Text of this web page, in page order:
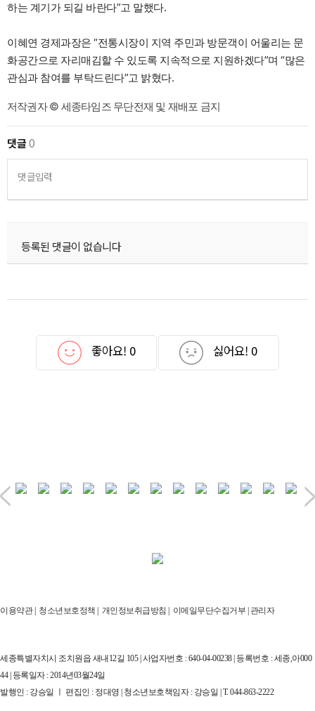
하는 계기가 되길 바란다”고 말했다.
이혜연 경제과장은 “전통시장이 지역 주민과 방문객이 어울리는 문
화공간으로 자리매김할 수 있도록 지속적으로 지원하겠다”며 “많은
관심과 참여를 부탁드린다”고 밝혔다.
저작권자 © 세종타임즈 무단전재 및 재배포 금지
댓글0
댓글입력
등록된 댓글이 없습니다
좋아요! 0 싫어요! 0
이용약관| 청소년보호정책 | 개인정보취급방침 | 이메일무단수집거부 | 관리자
세종특별자치시 조치원읍 새내12길 105 | 사업자번호 : 640-04-00238 | 등록번호 : 세종,아000
44 | 등록일자 : 2014년03월24일
발행인 : 강승일 ㅣ 편집인 : 정대영 | 청소년보호책임자 : 강승일 | T. 044-863-2222